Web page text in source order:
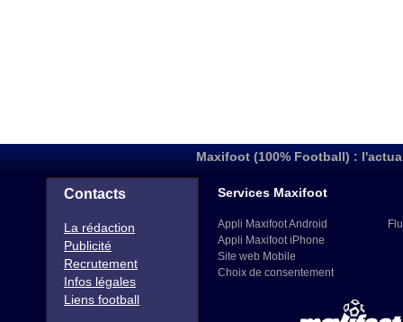
Maxifoot (100% Football) :
Contacts
La rédaction
Publicité
Recrutement
Infos légales
Liens football
Services Maxifoot
Appli Maxifoot Android
Appli Maxifoot iPhone
Site web Mobile
Choix de consentement